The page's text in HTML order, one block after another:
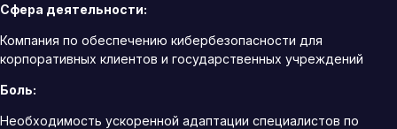
Сфера деятельности:
Компания по обеспечению кибербезопасности для
корпоративных клиентов и государственных учреждений
Боль:
Необходимость ускоренной адаптации специалистов по